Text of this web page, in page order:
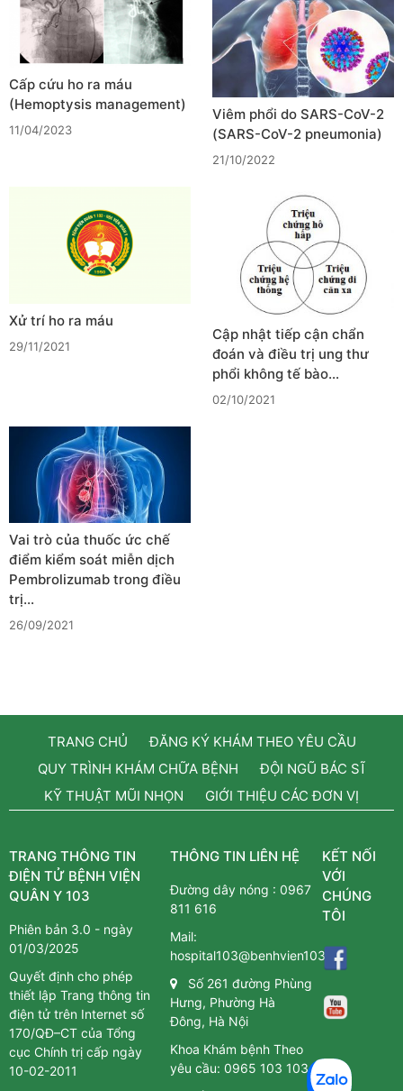
Cấp cứu ho ra máu
(Hemoptysis management)
11/04/2023
Viêm phổi do SARS-CoV-2
(SARS-CoV-2 pneumonia)
21/10/2022
Xử trí ho ra máu
29/11/2021
Cập nhật tiếp cận chẩn
đoán và điều trị ung thư
phổi không tế bào…
02/10/2021
Vai trò của thuốc ức chế
điểm kiểm soát miễn dịch
Pembrolizumab trong điều
trị…
26/09/2021
TRANG CHỦ
ĐĂNG KÝ KHÁM THEO YÊU CẦU
QUY TRÌNH KHÁM CHỮA BỆNH
ĐỘI NGŨ BÁC SĨ
KỸ THUẬT MŨI NHỌN
GIỚI THIỆU CÁC ĐƠN VỊ
TRANG THÔNG TIN
ĐIỆN TỬ BỆNH VIỆN
QUÂN Y 103
Phiên bản 3.0 - ngày
01/03/2025
Quyết định cho phép
thiết lập Trang thông tin
điện tử trên Internet số
170/QĐ–CT của Tổng
cục Chính trị cấp ngày
10-02-2011
THÔNG TIN LIÊN HỆ
Đường dây nóng :0967
811 616
Mail:
hospital103@benhvien103.vn
Số 261 đường Phùng
Hưng, Phường Hà
Đông, Hà Nội
Khoa Khám bệnh Theo
yêu cầu:0965 103 103
KẾT NỐI
VỚI
CHÚNG
TÔI